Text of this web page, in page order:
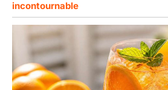
incontournable